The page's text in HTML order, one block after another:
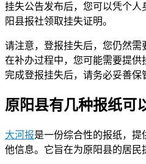
挂失公告发布后，您可以凭个
阳县报社领取挂失证明。
请注意，登报挂失后，您仍然需
在补办过程中，您可能需要提供
完成登报挂失后，请务必妥善保
原阳县有几种报纸可
大河报是一份综合性的报纸，
他信息。它旨在为原阳县的居民